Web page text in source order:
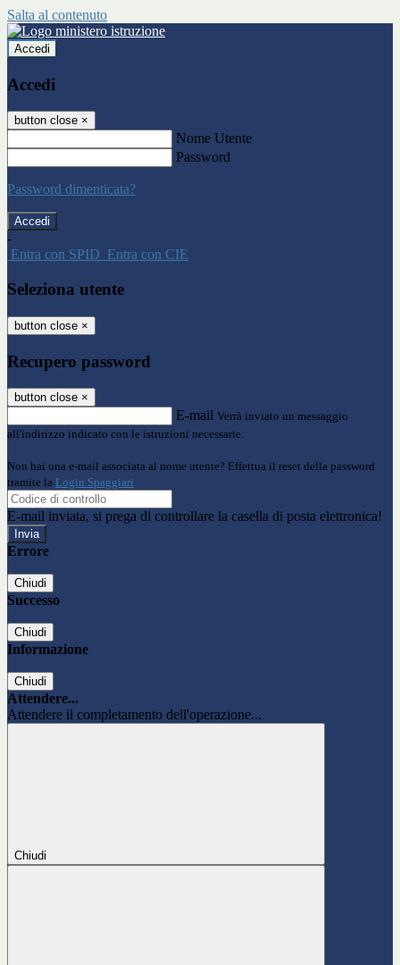
Salta al contenuto
Accedi
Accedi
button close ×
Nome Utente
Password
Password dimenticata?
-
Entra con SPID Entra con CIE
Seleziona utente
button close ×
Recupero password
button close ×
E-mail Verrà inviato un messaggio
all'indirizzo indicato con le istruzioni necessarie.
Non hai una e-mail associata al nome utente? Effettua il reset della password
tramite la Login Spaggiari
E-mail inviata, si prega di controllare la casella di posta elettronica!
Errore
Chiudi
Successo
Chiudi
Informazione
Chiudi
Attendere...
Attendere il completamento dell'operazione...
Chiudi